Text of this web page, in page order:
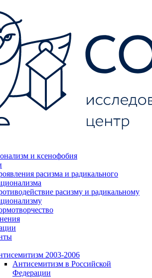
и ксенофобия
расизма и радикального
расизму и радикальному
2003-2006
Антисемитизм в Российской
Федерации